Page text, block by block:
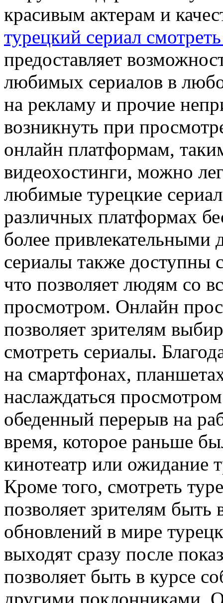
красивым актерам и
турецкий сериал
предоставляет
любимых сериалов в
на рекламу и прочие
возникнуть при
онлайн платформам,
видеохостинги, можно
любимые турецкие
различных платформах
более привлекательными
сериалы также доступны
что позволяет людям со
просмотром. Онлайн
позволяет зрителям
смотреть сериалы.
на смартфонах,
наслаждаться
обеденный перерыв на
время, которое раньше
кинотеатр или ожидание
Кроме того, смотреть
позволяет зрителям быть
обновлений в мире
выходят сразу после
позволяет быть в курсе
другими поклонниками.